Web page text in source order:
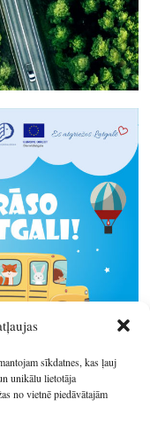
sīkdatnes, kas ļauj
unikālu lietotāja
no vietnē piedāvātajām